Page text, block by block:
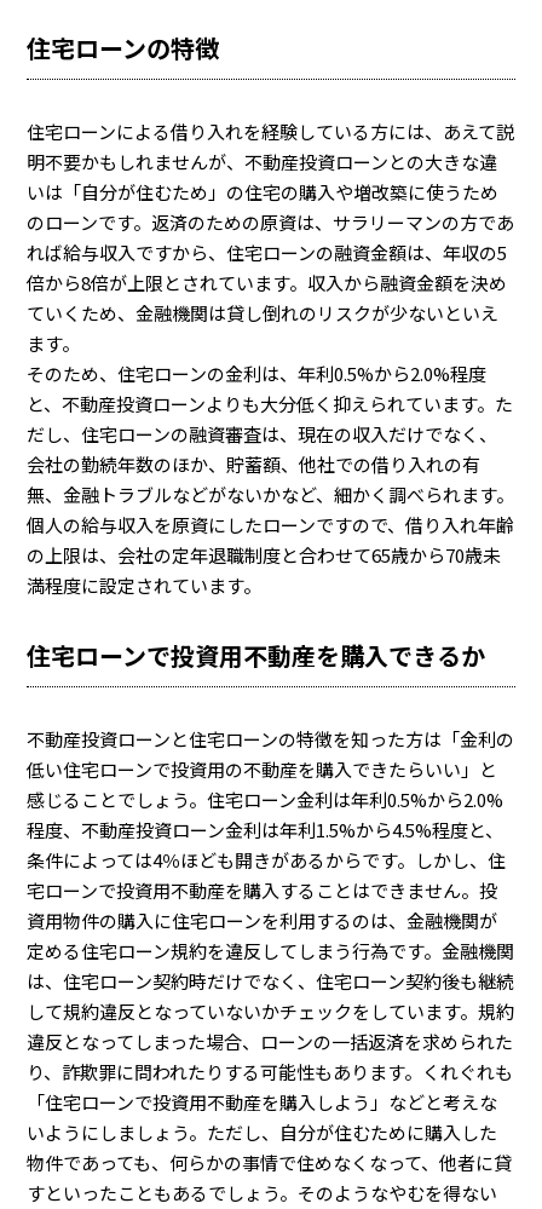
住宅ローンの特徴
住宅ローンによる借り入れを経験している方には、あえて説
明不要かもしれませんが、不動産投資ローンとの大きな違
いは「自分が住むため」の住宅の購入や増改築に使うため
のローンです。返済のための原資は、サラリーマンの方であ
れば給与収入ですから、住宅ローンの融資金額は、年収の5
倍から8倍が上限とされています。収入から融資金額を決め
ていくため、金融機関は貸し倒れのリスクが少ないといえ
ます。
そのため、住宅ローンの金利は、年利0.5%から2.0%程度
と、不動産投資ローンよりも大分低く抑えられています。た
だし、住宅ローンの融資審査は、現在の収入だけでなく、
会社の勤続年数のほか、貯蓄額、他社での借り入れの有
無、金融トラブルなどがないかなど、細かく調べられます。
個人の給与収入を原資にしたローンですので、借り入れ年齢
の上限は、会社の定年退職制度と合わせて65歳から70歳未
満程度に設定されています。
住宅ローンで投資用不動産を購入できるか
不動産投資ローンと住宅ローンの特徴を知った方は「金利の
低い住宅ローンで投資用の不動産を購入できたらいい」と
感じることでしょう。住宅ローン金利は年利0.5%から2.0%
程度、不動産投資ローン金利は年利1.5%から4.5%程度と、
条件によっては4％ほども開きがあるからです。しかし、住
宅ローンで投資用不動産を購入することはできません。投
資用物件の購入に住宅ローンを利用するのは、金融機関が
定める住宅ローン規約を違反してしまう行為です。金融機関
は、住宅ローン契約時だけでなく、住宅ローン契約後も継続
して規約違反となっていないかチェックをしています。規約
違反となってしまった場合、ローンの一括返済を求められた
り、詐欺罪に問われたりする可能性もあります。くれぐれも
「住宅ローンで投資用不動産を購入しよう」などと考えな
いようにしましょう。ただし、自分が住むために購入した
物件であっても、何らかの事情で住めなくなって、他者に貸
すといったこともあるでしょう。そのようなやむを得ない